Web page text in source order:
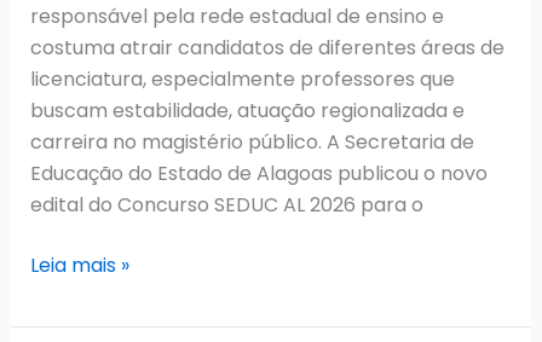
responsável pela rede estadual de ensino e
costuma atrair candidatos de diferentes áreas de
licenciatura, especialmente professores que
buscam estabilidade, atuação regionalizada e
carreira no magistério público. A Secretaria de
Educação do Estado de Alagoas publicou o novo
edital do Concurso SEDUC AL 2026 para o
Concurso
AL
Leia mais »